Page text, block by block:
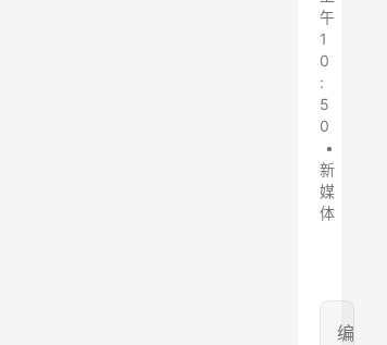
午
1
0
:
5
0
•
新
媒
体
编